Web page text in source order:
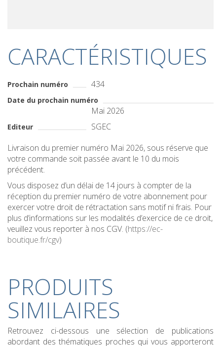
CARACTÉRISTIQUES
Prochain numéro 434
Date du prochain numéro
Mai 2026
Editeur
SGEC
Livraison du premier numéro Mai 2026, sous réserve que
votre commande soit passée avant le 10 du mois
précédent.
Vous disposez d’un délai de 14 jours à compter de la
réception du premier numéro de votre abonnement pour
exercer votre droit de rétractation sans motif ni frais. Pour
plus d’informations sur les modalités d’exercice de ce droit,
veuillez vous reporter à nos CGV. (https://ec-
boutique.fr/cgv)
PRODUITS
SIMILAIRES
Retrouvez ci-dessous une sélection de publications
abordant des thématiques proches qui vous apporteront